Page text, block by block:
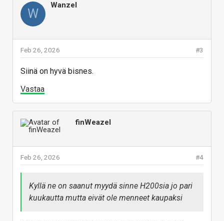
W
Wanzel
#3
Feb 26, 2026
Siinä on hyvä bisnes.
Vastaa
finWeazel
#4
Feb 26, 2026
Kyllä ne on saanut myydä sinne H200sia jo pari
kuukautta mutta eivät ole menneet kaupaksi